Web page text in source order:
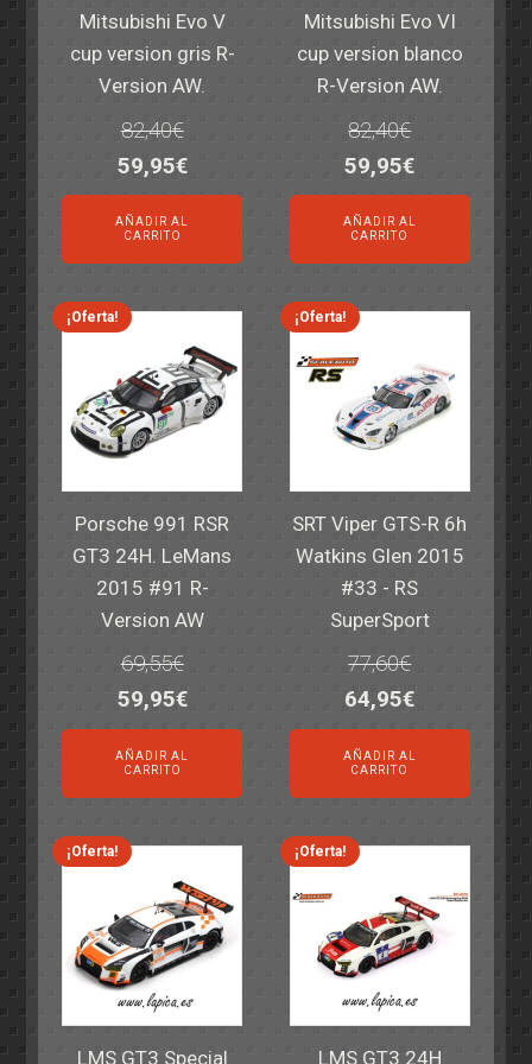
Mitsubishi Evo V
cup version gris R-
Version AW.
82,40€
El
precio
original
era:
82,40€.
59,95€El
precio
es:
59,95€.
AÑADIR AL
CARRITO
Mitsubishi Evo VI
cup version blanco
R-Version AW.
82,40€
El
precio
original
era:
82,40€.
59,95€El
precio
es:
59,95€.
AÑADIR AL
CARRITO
¡Oferta!
Porsche 991 RSR
GT3 24H. LeMans
2015 #91 R-
Version AW
69,55€
El
precio
original
era:
69,55€.
59,95€El
precio
actual
es:
59,95€.
AÑADIR AL
CARRITO
¡Oferta!
SRT Viper GTS-R 6h
Watkins Glen 2015
#33 - RS
SuperSport
77,60€
El
precio
original
era:
77,60€.
64,95€El
precio
actual
es:
64,95€.
AÑADIR AL
CARRITO
¡Oferta!
LMS GT3 Special
¡Oferta!
LMS GT3 24H